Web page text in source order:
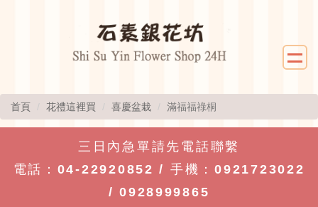
首頁 花禮這裡買 喜慶盆栽 滿福福祿桐
三日內急單請先電話聯繫
電話： 04-22920852 / 手機：0921723022
/0928999865